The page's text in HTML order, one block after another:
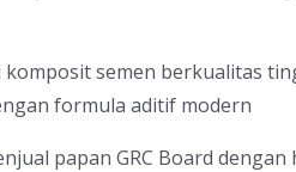
semen berkualitas
formula aditif modern
papan GRC Board